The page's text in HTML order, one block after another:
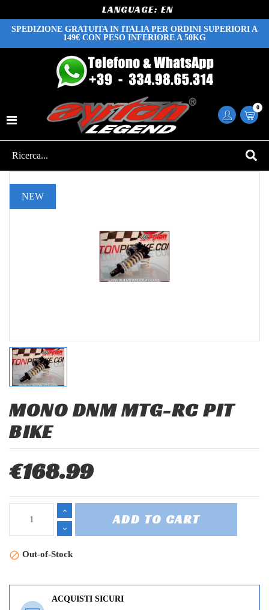
LANGUAGE:
SPEDIZIONE GRATUITA IN ITALIA PER ORDINI SUPERIORI A
149€ CON PESO INFERIORE A 50KG
0
NEW
MONO DNM MTG-RC PIT
BIKE
€168.99
ADD TO CART
 Out-of-Stock
ACQUISTI SICURI